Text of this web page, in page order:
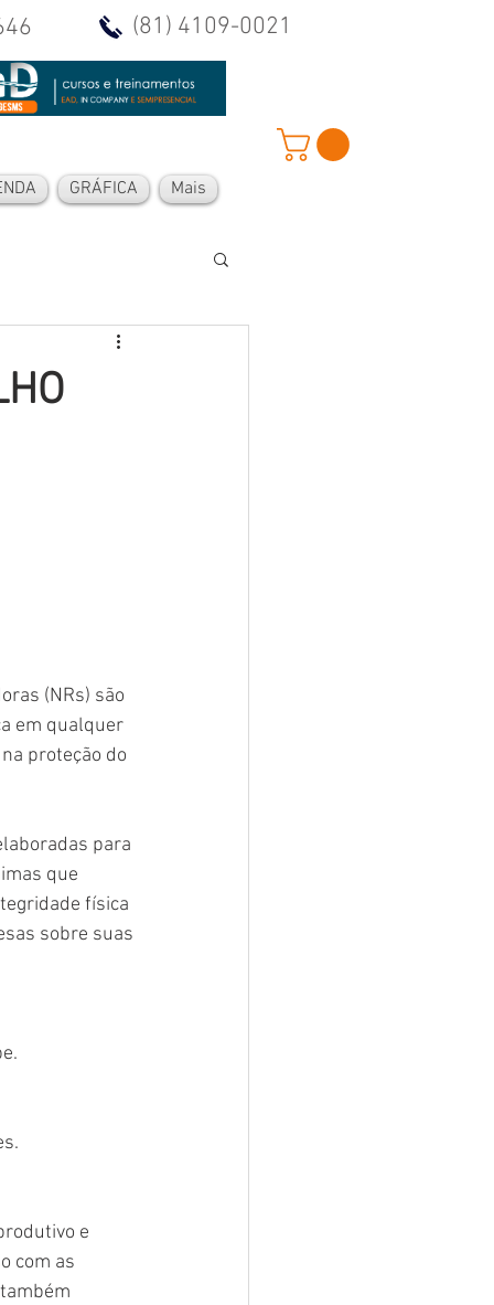
(81) 4109-0021
GRÁFICA Mais
(NRs) são
em qualquer
proteção do
para
que
física
sobre suas
e
com as